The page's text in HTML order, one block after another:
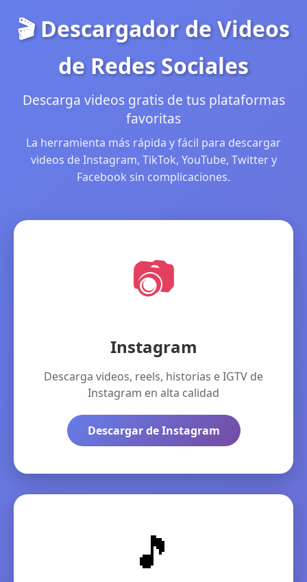
🎬 Descargador de Videos
de Redes Sociales
Descarga videos gratis de tus plataformas
favoritas
La herramienta más rápida y fácil para descargar
videos de Instagram, TikTok, YouTube, Twitter y
Facebook sin complicaciones.
📷
Instagram
Descarga videos, reels, historias e IGTV de
Instagram en alta calidad
Descargar de Instagram
🎵